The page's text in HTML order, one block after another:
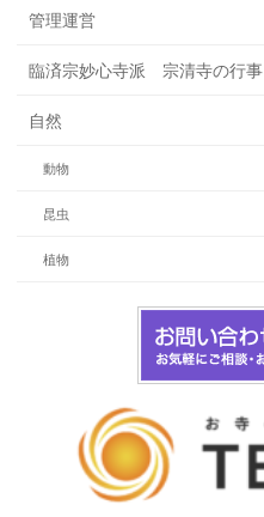
管理運営
臨済宗妙心寺派 宗清寺の行事
自然
動物
昆虫
植物